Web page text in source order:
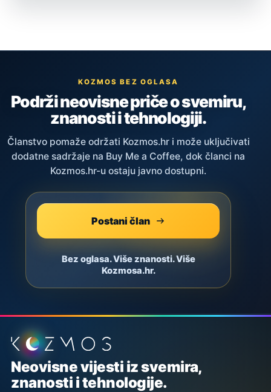
KOZMOS BEZ OGLASA
Podrži neovisne priče o svemiru,
znanosti i tehnologiji.
Članstvo pomaže održati Kozmos.hr i može uključivati
dodatne sadržaje na Buy Me a Coffee, dok članci na
Kozmos.hr-u ostaju javno dostupni.
Postani član
Bez oglasa. Više znanosti. Više
Kozmosa.hr.
Podnožje stranice
Neovisne vijesti iz svemira,
znanosti i tehnologije.